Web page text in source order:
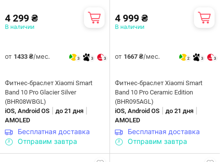
4 299 ₴
В наличии
от 1433 ₴/мес. 3 3 3
Фитнес-браслет Xiaomi Smart
Band 10 Pro Glacier Silver
(BHR08WBGL)
iOS, Android OS
до 21 дня
AMOLED
Бесплатная доставка
Отправим завтра
4 999 ₴
В наличии
от 1667 ₴/мес. 2 3 3
Фитнес-браслет Xiaomi Smart
Band 10 Pro Ceramic Edition
(BHR095AGL)
iOS, Android OS
до 21 дня
AMOLED
Бесплатная доставка
Отправим завтра